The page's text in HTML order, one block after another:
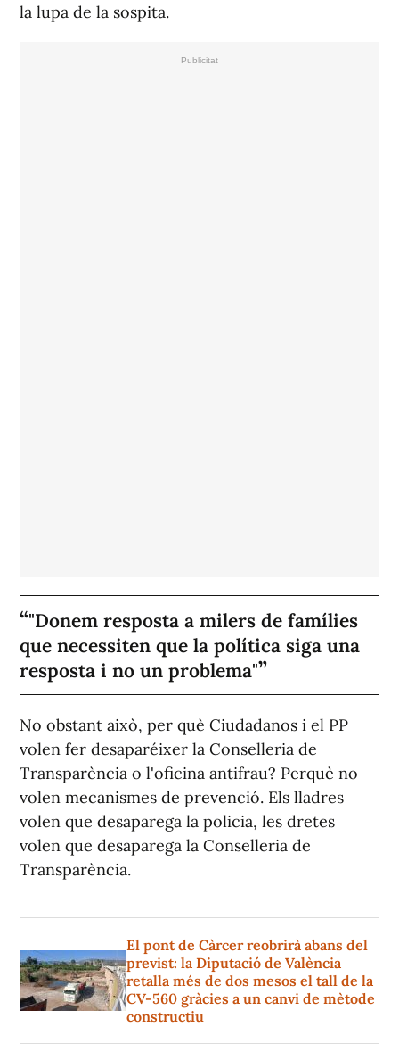
la lupa de la sospita.
"Donem resposta a milers de famílies
que necessiten que la política siga una
resposta i no un problema"
No obstant això, per què Ciudadanos i el PP
volen fer desaparéixer la Conselleria de
Transparència o l'oficina antifrau? Perquè no
volen mecanismes de prevenció. Els lladres
volen que desaparega la policia, les dretes
volen que desaparega la Conselleria de
Transparència.
El pont de Càrcer reobrirà abans del
previst: la Diputació de València
retalla més de dos mesos el tall de la
CV-560 gràcies a un canvi de mètode
constructiu